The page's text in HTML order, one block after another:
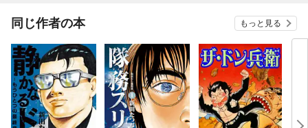
同じ作者の本 もっと見る